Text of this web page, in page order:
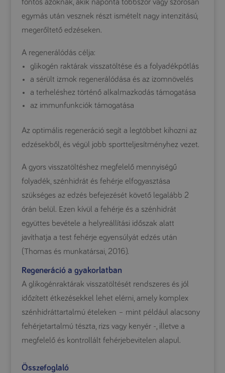
fontos azoknak, akik naponta többször vagy szorosan
egymás után vesznek részt ismételt nagy intenzitású,
megerőltető edzéseken.
A regenerálódás célja:
glikogén raktárak visszatöltése és a folyadékpótlás
a sérült izmok regenerálódása és az izomnövelés
a terheléshez történő alkalmazkodás támogatása
az immunfunkciók támogatása
Az optimális regeneráció segít a legtöbbet kihozni az
edzésekből, és végül jobb sportteljesítményhez vezet.
A gyors visszatöltéshez megfelelő mennyiségű
folyadék, szénhidrát és fehérje elfogyasztása
szükséges az edzés befejezését követő legalább 2
órán belül. Ezen kívül a fehérje és a szénhidrát
együttes bevétele a helyreállítási időszak alatt
javíthatja a test fehérje egyensúlyát edzés után
(Thomas és munkatársai, 2016).
Regeneráció a gyakorlatban
A glikogénraktárak visszatöltését rendszeres és jól
időzített étkezésekkel lehet elérni, amely komplex
szénhidráttartalmú ételeken – mint például alacsony
fehérjetartalmú tészta, rizs vagy kenyér -, illetve a
megfelelő és kontrollált fehérjebevitelen alapul.
Összefoglaló